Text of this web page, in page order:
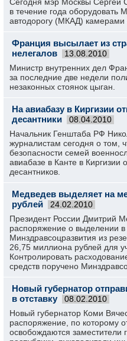
в течение года оборудовать
автодорогу (МКАД) камерами
Франция высылает из
нелегалов
13.08.2010
Министр внутренних дел
за последние две недели
незаконных стоянок цыган.
На авиабазу в Киргизии
десантники
08.04.2010
Начальник Генштаба РФ
журналистам сегодня о том,
безопасности семей
авиабазе в Канте в Киргизии
десантников.
Медведев выделяет на
рублей
24.02.2010
Президент России Дмитрий
распоряжение о выделении в
Минздравсоцразвития из
26,75 миллиона рублей для
Контролировать
средств поручено
Новый губернатор
в отставку
08.02.2010
Новый губернатор Коми
распоряжение, по которому
освобождаются заместители